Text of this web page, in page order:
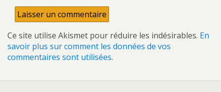
Ce site utilise Akismet pour réduire les indésirables. En
savoir plus sur comment les données de vos
commentaires sont utilisées.